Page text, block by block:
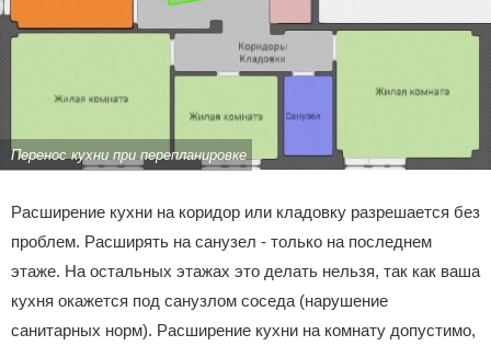
Перенос кухни при перепланировке
Расширение кухни на коридор или кладовку разрешается без
проблем. Расширять на санузел - только на последнем
этаже. На остальных этажах это делать нельзя, так как ваша
кухня окажется под санузлом соседа (нарушение
санитарных норм). Расширение кухни на комнату допустимо,